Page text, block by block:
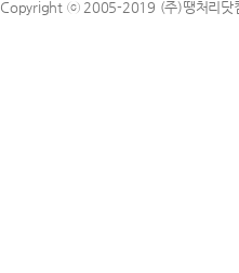
Copyright ⓒ 2005-2019 (주)땡처리닷